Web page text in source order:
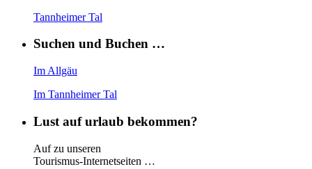
Tannheimer Tal
Suchen und Buchen …
Im Allgäu
Im Tannheimer Tal
Lust auf urlaub bekommen?
Auf zu unseren
Tourismus-Internetseiten …